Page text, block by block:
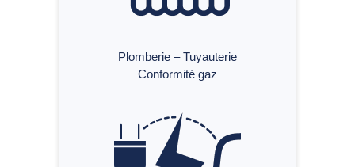
Plomberie – Tuyauterie
Conformité gaz